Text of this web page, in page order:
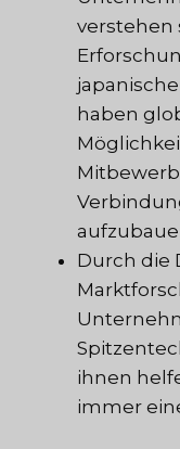
verstehen
haben
Durch die
ihnen
immer